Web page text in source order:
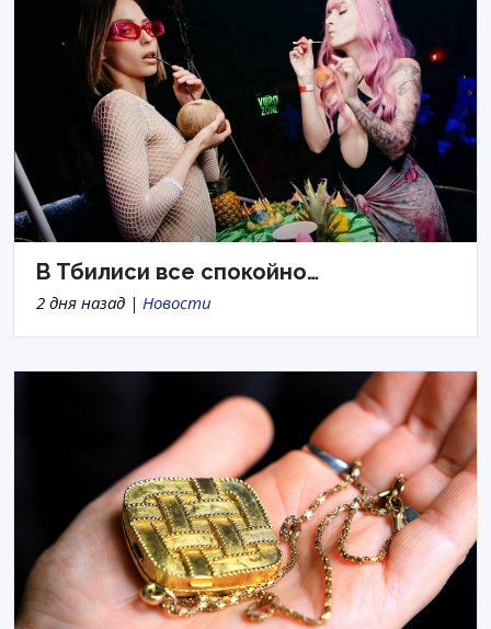
В Тбилиси все спокойно…
2 дня назад | Новости